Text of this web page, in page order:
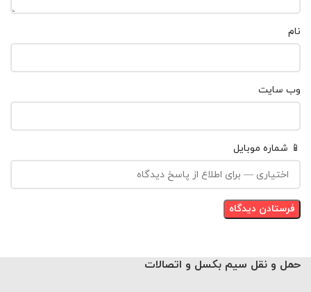
نام
وب‌ سایت
📱 شماره موبایل
حمل و نقل سیم بکسل و اتصالات